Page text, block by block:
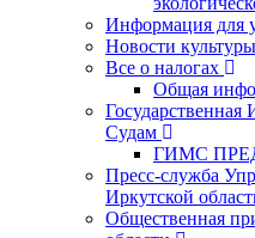
Информация для
Новости
Все о налогах
Общая
Судам
ГИМС
Пресс-служба
Иркутской
Общественная